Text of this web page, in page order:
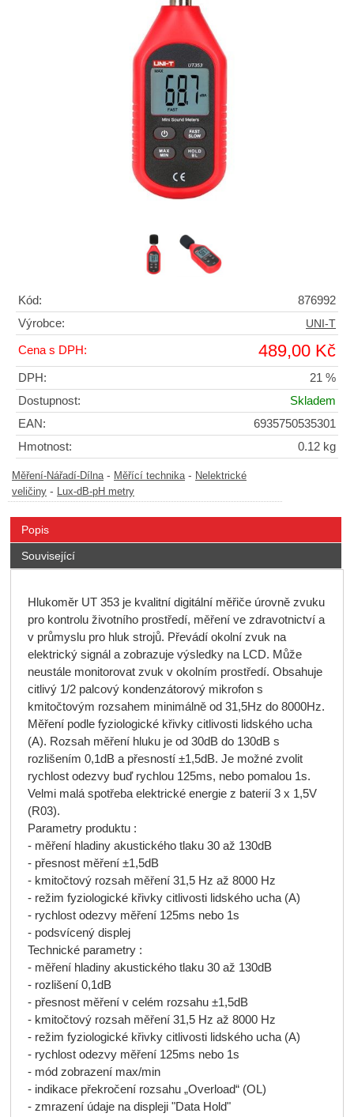
Kód:
876992
Výrobce:
UNI-T
Cena s DPH: 489,00 Kč
DPH:
21 %
Dostupnost:
Skladem
EAN:
6935750535301
Hmotnost:
0.12 kg
Měření-Nářadí-Dílna- Měřící technika- Nelektrické
veličiny - Lux-dB-pH metry
Popis
Související
Hlukoměr UT 353 je kvalitní digitální měřiče úrovně zvuku
pro kontrolu životního prostředí, měření ve zdravotnictví a
v průmyslu pro hluk strojů. Převádí okolní zvuk na
elektrický signál a zobrazuje výsledky na LCD. Může
neustále monitorovat zvuk v okolním prostředí. Obsahuje
citlivý 1/2 palcový kondenzátorový mikrofon s
kmitočtovým rozsahem minimálně od 31,5Hz do 8000Hz.
Měření podle fyziologické křivky citlivosti lidského ucha
(A). Rozsah měření hluku je od 30dB do 130dB s
rozlišením 0,1dB a přesností ±1,5dB. Je možné zvolit
rychlost odezvy buď rychlou 125ms, nebo pomalou 1s.
Velmi malá spotřeba elektrické energie z baterií 3 x 1,5V
(R03).
Parametry produktu :
- měření hladiny akustického tlaku 30 až 130dB
- přesnost měření ±1,5dB
- kmitočtový rozsah měření 31,5 Hz až 8000 Hz
- režim fyziologické křivky citlivosti lidského ucha (A)
- rychlost odezvy měření 125ms nebo 1s
- podsvícený displej
Technické parametry :
- měření hladiny akustického tlaku 30 až 130dB
- rozlišení 0,1dB
- přesnost měření v celém rozsahu ±1,5dB
- kmitočtový rozsah měření 31,5 Hz až 8000 Hz
- režim fyziologické křivky citlivosti lidského ucha (A)
- rychlost odezvy měření 125ms nebo 1s
- mód zobrazení max/min
- indikace překročení rozsahu „Overload“ (OL)
- zmrazení údaje na displeji "Data Hold"